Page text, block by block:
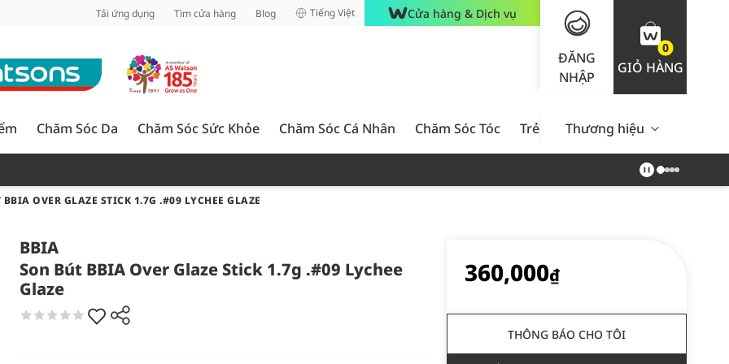
Tải ứng dụng Tìm cửa hàng Blog Tiếng Việt Cửa hàng & Dịch vụ
ĐĂNG
NHẬP
0
GIỎ HÀNG
Chăm Sóc Da Chăm Sóc Sức Khỏe Chăm Sóc Cá Nhân Chăm Sóc Tóc Trẻ Em Nam Giới Chăm Sóc
Thương hiệu
BBIA OVER GLAZE STICK 1.7G .#09 LYCHEE GLAZE
BBIA
Son Bút BBIA Over Glaze Stick 1.7g .#09 Lychee
Glaze
360,000₫
THÔNG BÁO CHO TÔI